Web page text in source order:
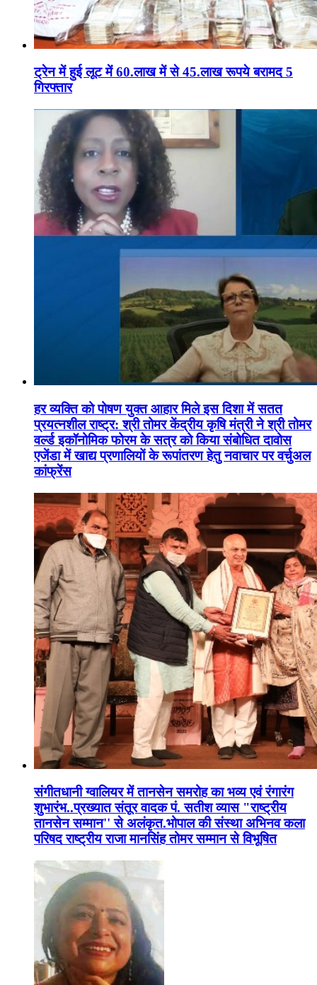
ट्रेन में हुई लूट में 60.लाख में से 45.लाख रूपये बरामद 5
गिरफ्तार
हर व्यक्ति को पोषण युक्त आहार मिले इस दिशा में सतत
प्रयत्नशील राष्ट्र: श्री तोमर केंद्रीय कृषि मंत्री ने श्री तोमर
वर्ल्ड इकॉनोमिक फोरम के सत्र को किया संबोधित दावोस
एजेंडा में खाद्य प्रणालियों के रूपांतरण हेतु नवाचार पर वर्चुअल
कांफ्रेंस
संगीतधानी ग्वालियर में तानसेन समरोह का भव्य एवं रंगारंग
शुभारंभ..प्रख्यात संतूर वादक पं. सतीश व्यास "राष्ट्रीय
तानसेन सम्मान'' से अलंकृत.भोपाल की संस्था अभिनव कला
परिषद राष्ट्रीय राजा मानसिंह तोमर सम्मान से विभूषित